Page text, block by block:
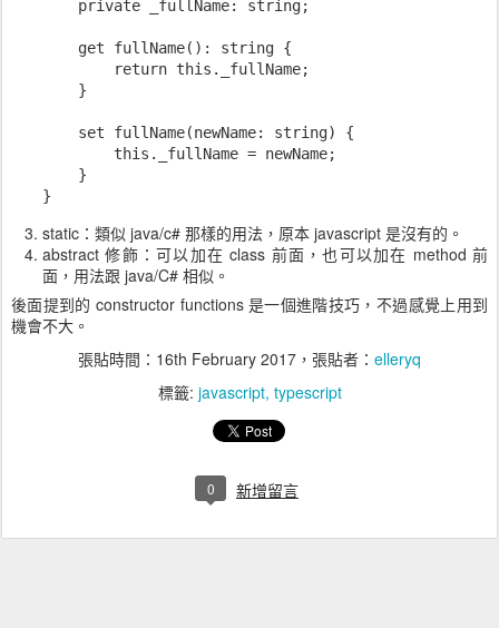
    private _fullName: string;
    get fullName(): string {
        return this._fullName;
    }
    set fullName(newName: string) {
        this._fullName = newName;
    }
static：類似 java/c# 那樣的用法，原本 javascript 是沒有的。
abstract 修飾：可以加在 class 前面，也可以加在 method 前
面，用法跟 java/C# 相似。
後面提到的 constructor functions 是一個進階技巧，不過感覺上用到
機會不大。
張貼時間： 16th February 2017 ，張貼者： elleryq
標籤: javascript typescript
0 新增留言